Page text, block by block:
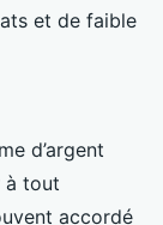
et de faible
d’argent
à tout
accordé